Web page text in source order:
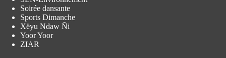
Soirée dansante
Sports Dimanche
Xëyu Ndaw Ñi
Yoor Yoor
ZIAR